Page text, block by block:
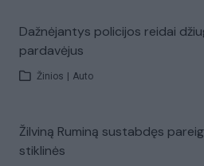
Dažnėjantys policijos reidai
pardavėjus
Žinios Auto
Žilviną Ruminą sustabdęs
stiklinės